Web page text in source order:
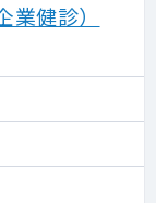
健診）